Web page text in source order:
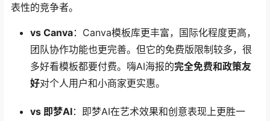
表性的竞争者。
vs Canva：Canva模板库更丰富，国际化程度更高，
团队协作功能也更完善。但它的免费版限制较多，很
多好看模板都要付费。嗨AI海报的完全免费和政策友
好对个人用户和小商家更实惠。
vs 即梦AI：即梦AI在艺术效果和创意表现上更胜一